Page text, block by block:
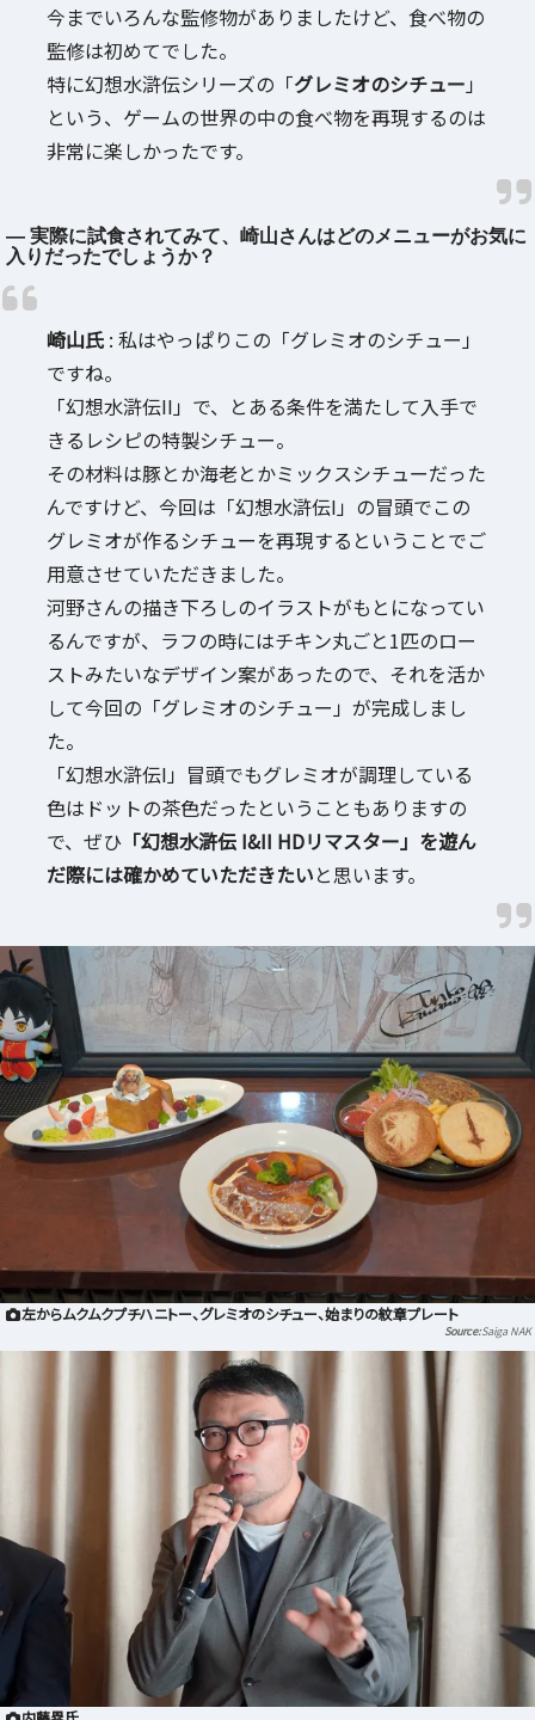
今までいろんな監修物がありましたけど、食べ物の
監修は初めてでした。
特に幻想水滸伝シリーズの「グレミオのシチュー 」
という、ゲームの世界の中の食べ物を再現するのは
非常に楽しかったです。
― 実際に試食されてみて、崎山さんはどのメニューがお気に
入りだったでしょうか？
崎山氏 : 私はやっぱりこの「グレミオのシチュー」
ですね。
「幻想水滸伝II」で、とある条件を満たして入手で
きるレシピの特製シチュー。
その材料は豚とか海老とかミックスシチューだった
んですけど、今回は「幻想水滸伝I」の冒頭でこの
グレミオが作るシチューを再現するということでご
用意させていただきました。
河野さんの描き下ろしのイラストがもとになってい
るんですが、ラフの時にはチキン丸ごと1匹のロー
ストみたいなデザイン案があったので、それを活か
して今回の「グレミオのシチュー」が完成しまし
た。
「幻想水滸伝I」冒頭でもグレミオが調理している
色はドットの茶色だったということもありますの
で、ぜひ 「幻想水滸伝 I&II HDリマスター」を遊ん
だ際には確かめていただきたいと思います。
左からムクムクプチハニトー、グレミオのシチュー、始まりの紋章プレート
Saiga NAK